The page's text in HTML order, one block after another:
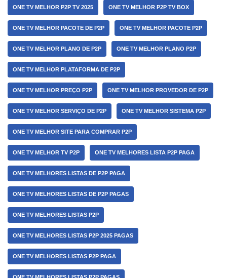
ONE TV MELHOR P2P TV 2025 ONE TV MELHOR P2P TV BOX
ONE TV MELHOR PACOTE DE P2P ONE TV MELHOR PACOTE P2P
ONE TV MELHOR PLANO DE P2P ONE TV MELHOR PLANO P2P
ONE TV MELHOR PLATAFORMA DE P2P
ONE TV MELHOR PREÇO P2P ONE TV MELHOR PROVEDOR DE P2P
ONE TV MELHOR SERVIÇO DE P2P ONE TV MELHOR SISTEMA P2P
ONE TV MELHOR SITE PARA COMPRAR P2P
ONE TV MELHOR TV P2P ONE TV MELHORES LISTA P2P PAGA
ONE TV MELHORES LISTAS DE P2P PAGA
ONE TV MELHORES LISTAS DE P2P PAGAS
ONE TV MELHORES LISTAS P2P
ONE TV MELHORES LISTAS P2P 2025 PAGAS
ONE TV MELHORES LISTAS P2P PAGA